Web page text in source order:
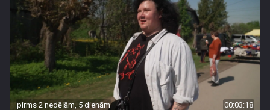
pirms 2 nedēļām, 5 dienām 00:03:18